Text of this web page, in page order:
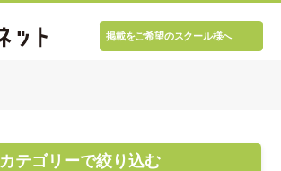
掲載をご希望のスクール様へ
カテゴリーで絞り込む